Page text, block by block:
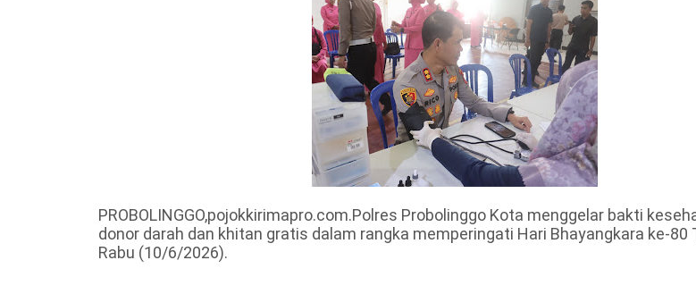
PROBOLINGGO,pojokkirimapro.com.Polres Probolinggo Kota menggelar bakti
donor darah dan khitan gratis dalam rangka memperingati Hari Bhayangkara ke-80
Rabu (10/6/2026).